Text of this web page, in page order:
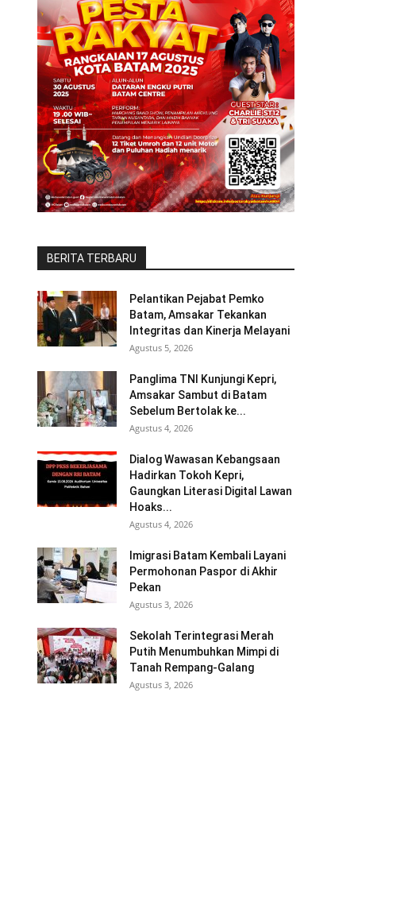
BERITA TERBARU
Pelantikan Pejabat Pemko
Batam, Amsakar Tekankan
Integritas dan Kinerja Melayani
Agustus 5, 2026
Panglima TNI Kunjungi Kepri,
Amsakar Sambut di Batam
Sebelum Bertolak ke...
Agustus 4, 2026
Dialog Wawasan Kebangsaan
Hadirkan Tokoh Kepri,
Gaungkan Literasi Digital Lawan
Hoaks...
Agustus 4, 2026
Imigrasi Batam Kembali Layani
Permohonan Paspor di Akhir
Pekan
Agustus 3, 2026
Sekolah Terintegrasi Merah
Putih Menumbuhkan Mimpi di
Tanah Rempang-Galang
Agustus 3, 2026